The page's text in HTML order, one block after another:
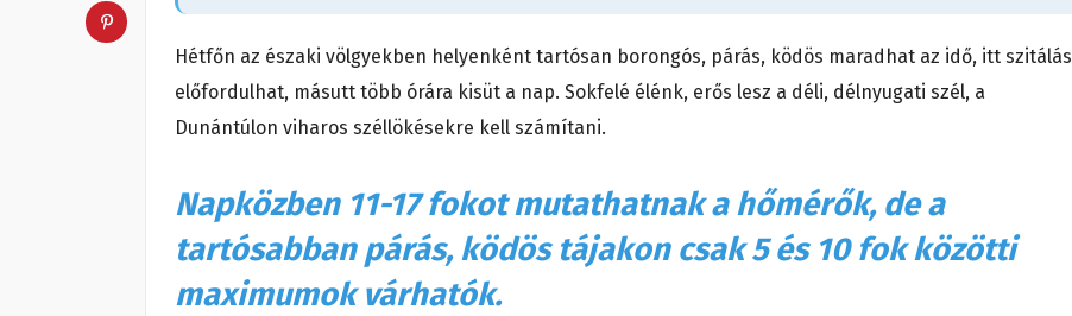
Hétfőn az északi völgyekben helyenként tartósan borongós, párás, ködös maradhat az idő, itt szitálás
előfordulhat, másutt több órára kisüt a nap. Sokfelé élénk, erős lesz a déli, délnyugati szél, a
Dunántúlon viharos széllökésekre kell számítani.
Napközben 11-17 fokot mutathatnak a hőmérők, de a
tartósabban párás, ködös tájakon csak 5 és 10 fok közötti
maximumok várhatók.